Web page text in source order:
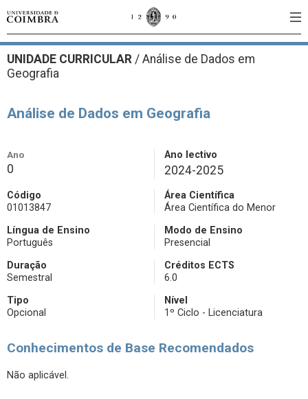
UNIDADE CURRICULAR / Análise de Dados em
Geografia
Análise de Dados em Geografia
Ano
0
Ano lectivo
2024-2025
Código
01013847
Área Científica
Área Científica do Menor
Língua de Ensino
Português
Modo de Ensino
Presencial
Duração
Semestral
Créditos ECTS
6.0
Tipo
Opcional
Nível
1º Ciclo - Licenciatura
Conhecimentos de Base Recomendados
Não aplicável.